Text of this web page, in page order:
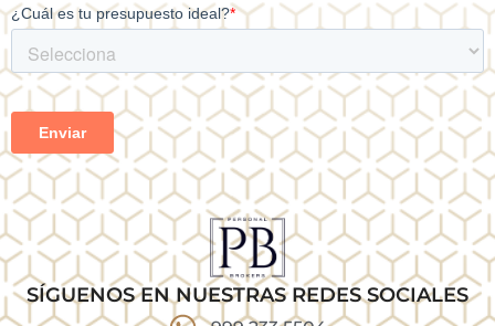
SÍGUENOS EN NUESTRAS REDES SOCIALES